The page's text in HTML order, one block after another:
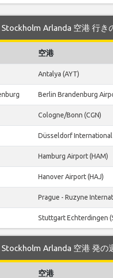
Arlanda 空港 行き
空港
Antalya (AYT)
Berlin Brandenburg
Cologne/Bonn (CGN)
Düsseldorf International
Hamburg Airport (HAM)
Hanover Airport (HAJ)
Prague - Ruzyne
Stuttgart Echterdingen
Arlanda 空港 発の
空港